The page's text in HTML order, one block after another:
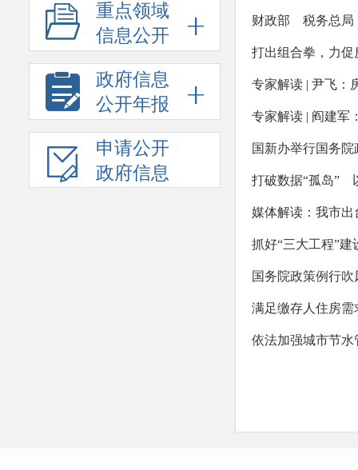
重点领域
信息公开
政府信息
公开年报
申请公开
政府信息
财政部 税务总局
打出组合拳，力
专家解读 | 尹飞：
专家解读 | 阎建
国新办举行国务
打破数据“孤岛”
媒体解读：我市
抓好“三大工程”
国务院政策例行
满足缴存人住房
依法加强城市节